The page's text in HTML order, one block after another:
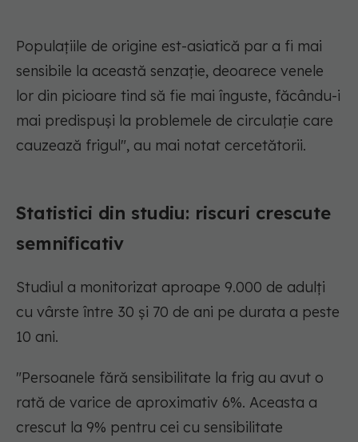
Populațiile de origine est-asiatică par a fi mai
sensibile la această senzație, deoarece venele
lor din picioare tind să fie mai înguste, făcându-i
mai predispuși la problemele de circulație care
cauzează frigul", au mai notat cercetătorii.
Statistici din studiu: riscuri crescute
semnificativ
Studiul a monitorizat aproape 9.000 de adulți
cu vârste între 30 și 70 de ani pe durata a peste
10 ani.
"Persoanele fără sensibilitate la frig au avut o
rată de varice de aproximativ 6%. Aceasta a
crescut la 9% pentru cei cu sensibilitate